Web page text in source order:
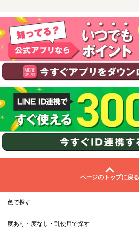
ページのトップに戻る
色で探す
度あり・度なし・乱使用で探す